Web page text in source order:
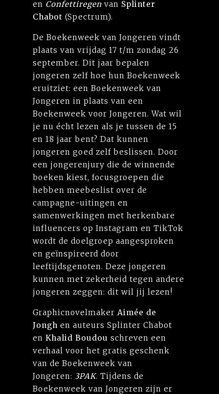
en Confettiregen van Splinter
Chabot (Spectrum).
De Boekenweek van Jongeren vindt
plaats van vrijdag 17 t/m zondag 26
september. Dit jaar bepalen
jongeren zelf hoe hun Boekenweek
eruitziet: een Boekenweek van
Jongeren in plaats van een
Boekenweek voor Jongeren. Wat wil
je nu écht lezen als je tussen de 15
en 18 jaar bent? Dat kunnen
jongeren goed zelf beslissen. Door
een jongerenjury die de winnende
boeken kiest, focusgroepen die
hebben meebeslist over de
campagne-uitingen en
samenwerkingen met herkenbare
influencers op Instagram en TikTok
wordt de doelgroep aangesproken
en geïnspireerd door
leeftijdsgenoten. Deze jongeren
kunnen met zekerheid tegen andere
jongeren zeggen: dit wil jij lezen!
Graphicnovelmaker Aimée de
Jongh en auteurs Splinter Chabot
en Khalid Boudou schreven een
verhaal voor het gratis geschenk
van de Boekenweek van
Jongeren: 3PAK. Tijdens de
Boekenweek van Jongeren zijn er